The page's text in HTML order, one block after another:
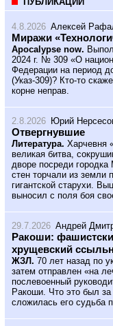
4.8.2026 Алексей
Миражи
Apocalypse now.
2024 г. № 309 «О
Федерации на период
(Указ-309)? Кто-то
корне неправ.
2.8.2026 Юрий
Отвергнувшие
Литература. Харчевня
великая битва,
дворе посреди
стен торчали из земли
гигантской старухи.
выносил с поля боя
29.7.2026 Андрей
Ракоши:
хрущевский
ЖЗЛ. 70 лет назад по
затем отправлен «на
послевоенный
Ракоши. Что это был за
сложилась его судьба